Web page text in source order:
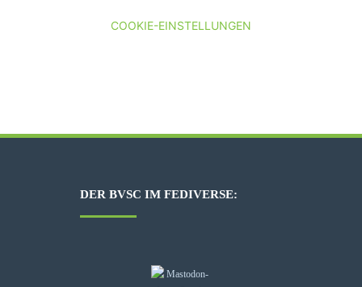
COOKIE-EINSTELLUNGEN
DER BVSC IM FEDIVERSE: